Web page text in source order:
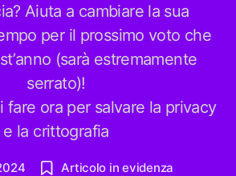
Aiuta a cambiare la sua
per il prossimo voto che
(sarà estremamente
serrato)!
fare ora per salvare la privacy
e la crittografia
Articolo in evidenza